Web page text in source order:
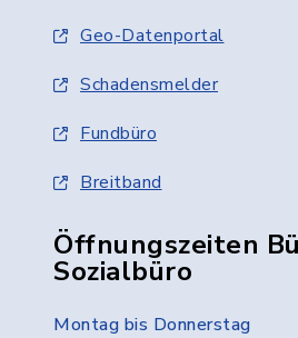
Geo-Datenportal
Schadensmelder
Fundbüro
Breitband
Öffnungszeiten
Sozialbüro
Montag bis Donnerstag